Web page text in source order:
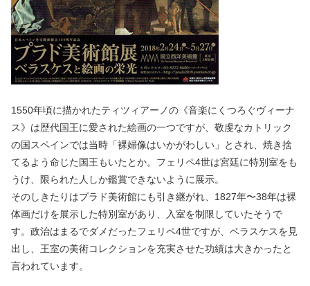
1550年頃に描かれたティツィアーノの《音楽にくつろぐヴィーナ
ス》は歴代国王に愛された絵画の一つですが、敬虔なカトリック
の国スペインでは当時「裸婦像はいかがわしい」とされ、焼き捨
てるよう命じた国王もいたとか。フェリペ4世は宮廷に特別室をも
うけ、限られた人しか鑑賞できないように展示。
そのしきたりはプラド美術館にも引き継がれ、1827年〜38年は裸
体画だけを展示した特別室があり、入室を制限していたそうで
す。政治はまるでダメだったフェリペ4世ですが、ベラスケスを見
出し、王室の美術コレクションを充実させた功績は大きかったと
言われています。